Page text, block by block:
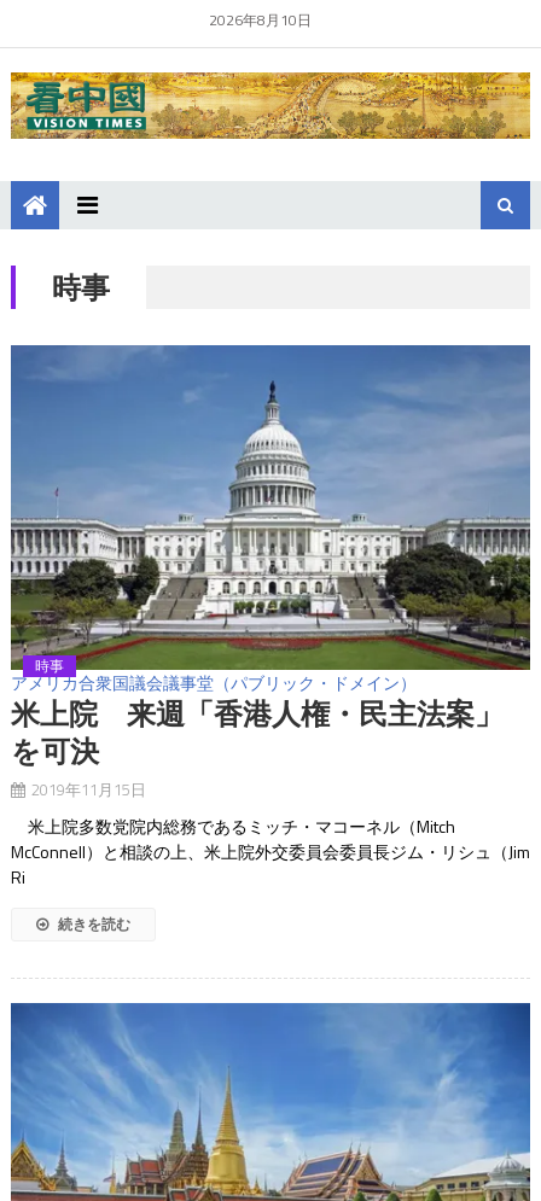
2026年8月10日
時事
アメリカ合衆国議会議事堂（パブリック・ドメイン）
時事
米上院 来週「香港人権・民主法案」
を可決
2019年11月15日
米上院多数党院内総務であるミッチ・マコーネル（Mitch
McConnell）と相談の上、米上院外交委員会委員長ジム・リシュ（Jim
Ri
続きを読む